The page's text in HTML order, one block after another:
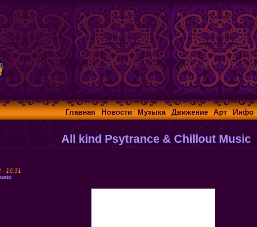
Главная Новости Музыка Движение Арт Инфо
All kind Psytrance & Chillout Music
- 16:31